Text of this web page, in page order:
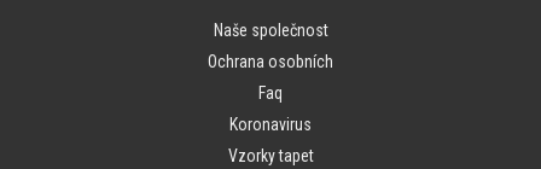
Naše společnost
Ochrana osobních
Faq
Koronavirus
Vzorky tapet